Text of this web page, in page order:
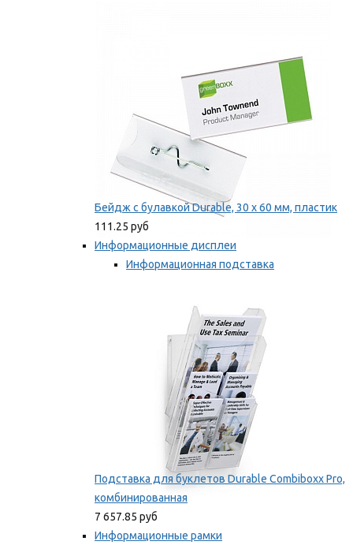
Бейдж с булавкой Durable, 30 х 60 мм, пластик
111.25 руб
Информационные дисплеи
Информационная подставка
Подставка для буклетов Durable Combiboxx Pro,
комбинированная
7 657.85 руб
Информационные рамки